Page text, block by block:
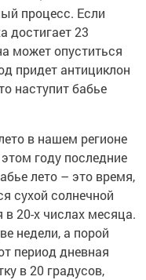
процесс. Если
достигает 23
может опуститься
придет антициклон
наступит бабье
в нашем регионе
году последние
лето – это время,
сухой солнечной
20-х числах месяца.
недели, а порой
период дневная
в 20 градусов,